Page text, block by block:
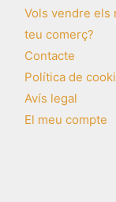
Vols vendre els
teu comerç?
Contacte
Política de
Avís legal
El meu compte